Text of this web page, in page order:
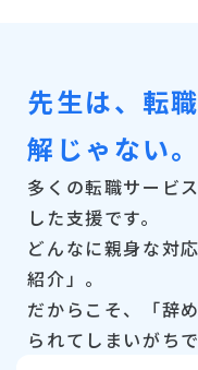
先生は、転
解じゃない。
多くの転職サービ
した支援です。
どんなに親身な対
紹介」。
だからこそ、「辞
られてしまいがちで